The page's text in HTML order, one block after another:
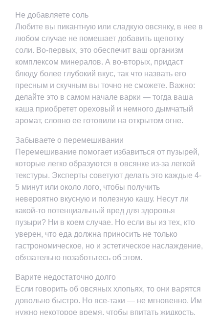
Не добавляете соль
Любите вы пикантную или сладкую овсянку, в нее в
любом случае не помешает добавить щепотку
соли. Во-первых, это обеспечит ваш организм
комплексом минералов. А во-вторых, придаст
блюду более глубокий вкус, так что назвать его
пресным и скучным вы точно не сможете. Важно:
делайте это в самом начале варки — тогда ваша
каша приобретет ореховый и немного дымчатый
аромат, словно ее готовили на открытом огне.
Забываете о перемешивании
Перемешивание помогает избавиться от пузырей,
которые легко образуются в овсянке из-за легкой
текстуры. Эксперты советуют делать это каждые 4-
5 минут или около лого, чтобы получить
невероятно вкусную и полезную кашу. Несут ли
какой-то потенциальный вред для здоровья
пузыри? Ни в коем случае. Но если вы из тех, кто
уверен, что еда должна приносить не только
гастрономическое, но и эстетическое наслаждение,
обязательно позаботьтесь об этом.
Варите недостаточно долго
Если говорить об овсяных хлопьях, то они варятся
довольно быстро. Но все-таки — не мгновенно. Им
нужно некоторое время, чтобы впитать жидкость,